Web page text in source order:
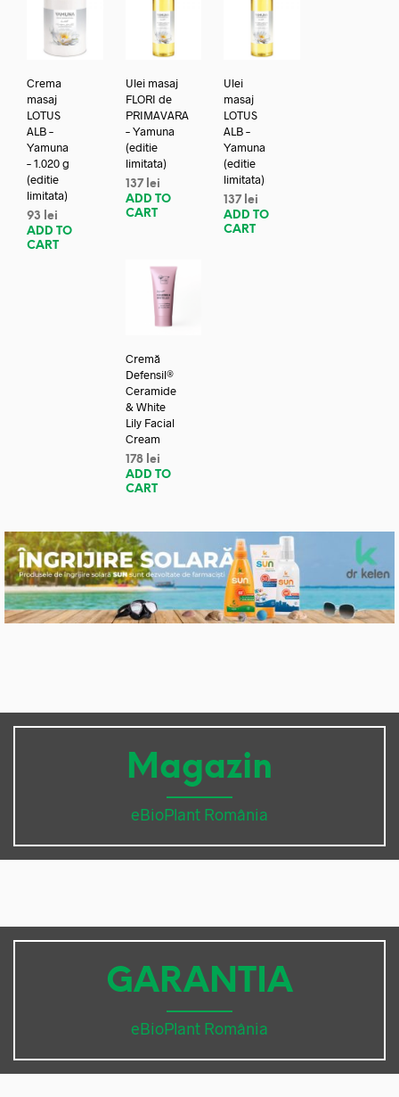
Crema
masaj
LOTUS
ALB –
Yamuna
– 1.020 g
(editie
limitata)
93
lei
ADD TO
CART
Ulei masaj
FLORI de
PRIMAVARA
– Yamuna
(editie
limitata)
137 lei
ADD TO
CART
Ulei
masaj
LOTUS
ALB –
Yamuna
(editie
limitata)
137 lei
ADD TO
CART
Cremă
Defensil®
Ceramide
& White
Lily Facial
Cream
178 lei
ADD TO
CART
Magazin
eBioPlant România
GARANTIA
eBioPlant România